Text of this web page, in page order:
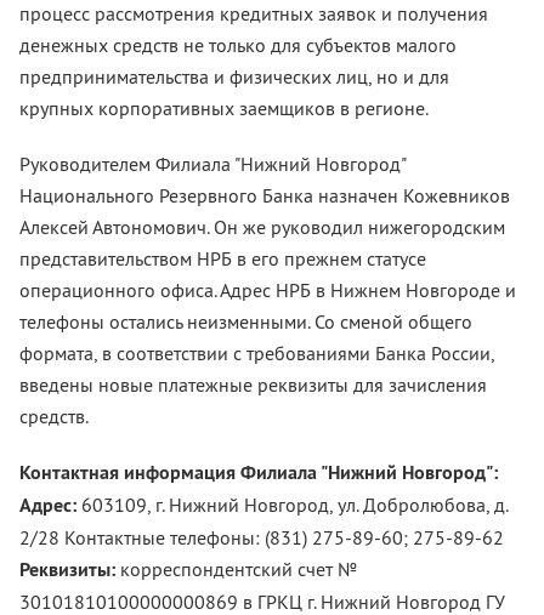
процесс рассмотрения кредитных заявок и получения
денежных средств не только для субъектов малого
предпринимательства и физических лиц, но и для
крупных корпоративных заемщиков в регионе.
Руководителем Филиала "Нижний Новгород"
Национального Резервного Банка назначен Кожевников
Алексей Автономович. Он же руководил нижегородским
представительством НРБ в его прежнем статусе
операционного офиса. Адрес НРБ в Нижнем Новгороде и
телефоны остались неизменными. Со сменой общего
формата, в соответствии с требованиями Банка России,
введены новые платежные реквизиты для зачисления
средств.
Контактная информация Филиала "Нижний Новгород":
Адрес: 603109, г. Нижний Новгород, ул. Добролюбова, д.
2/28 Контактные телефоны: (831) 275-89-60; 275-89-62
Реквизиты: корреспондентский счет №
30101810100000000869 в ГРКЦ г. Нижний Новгород ГУ